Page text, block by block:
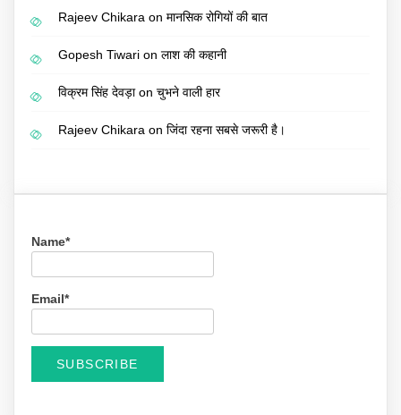
Rajeev Chikara on मानसिक रोगियों की बात
Gopesh Tiwari on लाश की कहानी
विक्रम सिंह देवड़ाon चुभने वाली हार
Rajeev Chikara on जिंदा रहना सबसे जरूरी है।
Name*
Email*